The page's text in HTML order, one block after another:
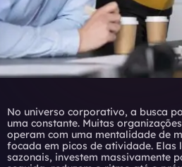
No universo corporativo, a busca
uma constante. Muitas
operam com uma mentalidade de
focada em picos de atividade. Elas
sazonais, investem massivamente